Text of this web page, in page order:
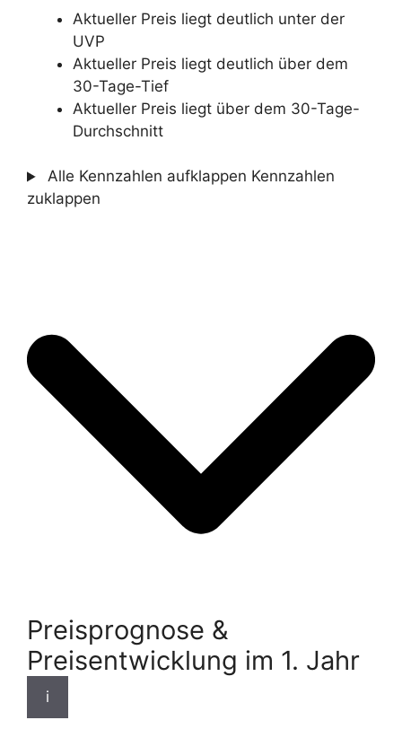
Aktueller Preis liegt deutlich unter der
UVP
Aktueller Preis liegt deutlich über dem
30-Tage-Tief
Aktueller Preis liegt über dem 30-Tage-
Durchschnitt
Alle Kennzahlen aufklappen Kennzahlen
zuklappen
Preisprognose &
Preisentwicklung im 1. Jahr
i